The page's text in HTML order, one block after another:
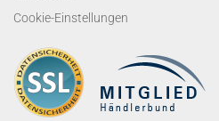
Cookie-Einstellungen